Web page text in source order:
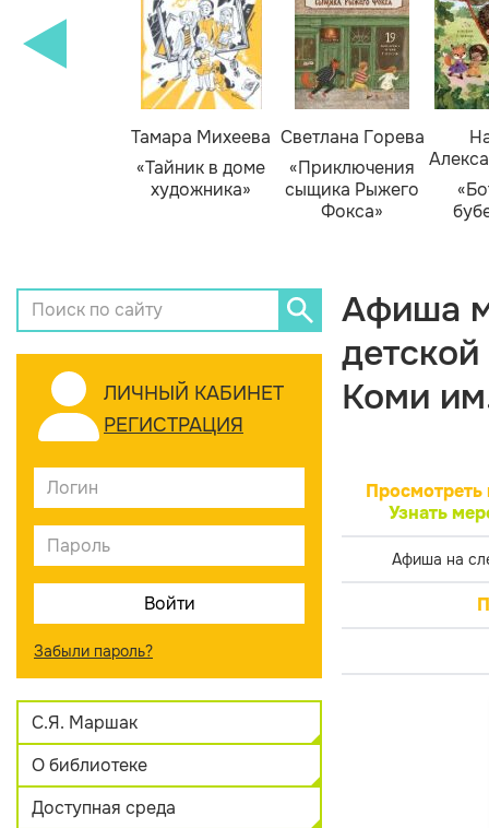
Тамара Михеева
«Тайник в доме
художника»
Светлана Горева
«Приключения
сыщика Рыжего
Фокса»
ЛИЧНЫЙ КАБИНЕТ
РЕГИСТРАЦИЯ
Забыли пароль?
С.Я. Маршак
О библиотеке
Доступная среда
Афиша
Коми
Просмотреть
Узнать
Афиша на